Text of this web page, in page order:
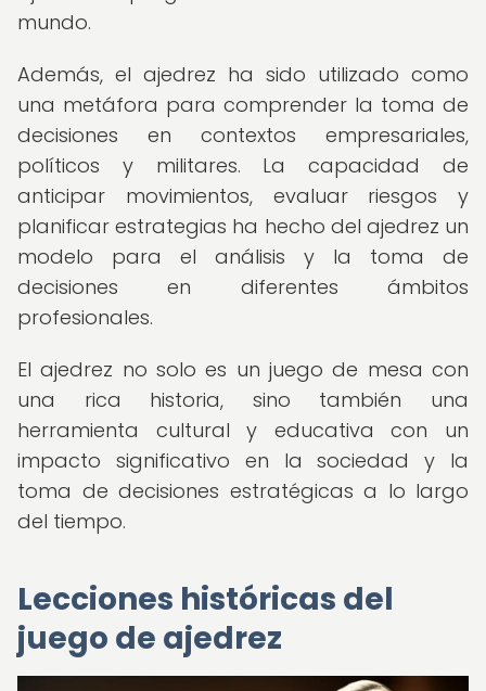
mundo.
Además, el ajedrez ha sido utilizado como
una metáfora para comprender la toma de
decisiones en contextos empresariales,
políticos y militares. La capacidad de
anticipar movimientos, evaluar riesgos y
planificar estrategias ha hecho del ajedrez un
modelo para el análisis y la toma de
decisiones en diferentes ámbitos
profesionales.
El ajedrez no solo es un juego de mesa con
una rica historia, sino también una
herramienta cultural y educativa con un
impacto significativo en la sociedad y la
toma de decisiones estratégicas a lo largo
del tiempo.
Lecciones históricas del
juego de ajedrez